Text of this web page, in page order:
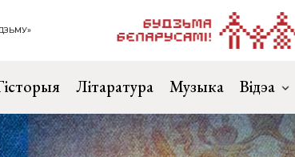
Літаратура Музыка Відэа